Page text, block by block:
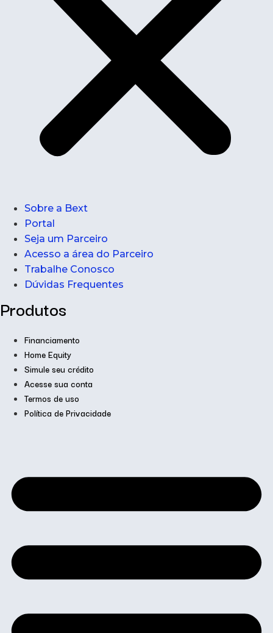
Sobre a Bext
Portal
Seja um Parceiro
Acesso a área do Parceiro
Trabalhe Conosco
Dúvidas Frequentes
Produtos
Financiamento
Home Equity
Simule seu crédito
Acesse sua conta
Termos de uso
Política de Privacidade